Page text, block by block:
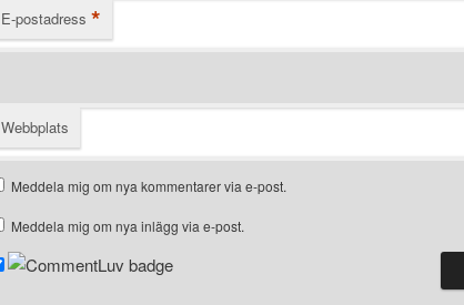
E-postadress *
Webbplats
Meddela mig om nya kommentarer via e-post.
Meddela mig om nya inlägg via e-post.